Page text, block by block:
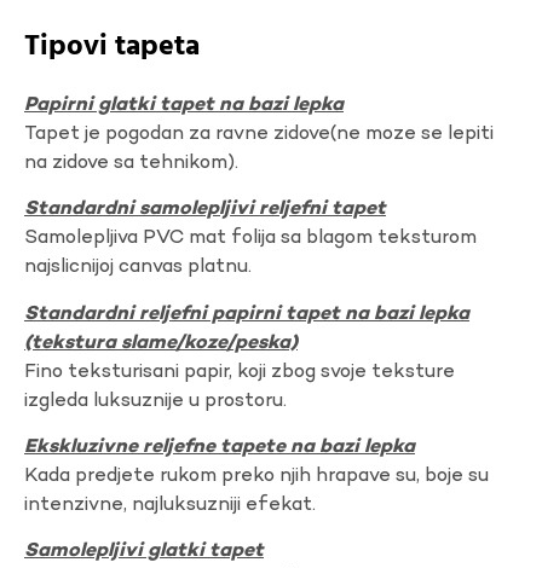
Tipovi tapeta
Papirni glatki tapet na bazi lepka
Tapet je pogodan za ravne zidove(ne moze se lepiti
na zidove sa tehnikom).
Standardni samolepljivi reljefni tapet
Samolepljiva PVC mat folija sa blagom teksturom
najslicnijoj canvas platnu.
Standardni reljefni papirni tapet na bazi lepka
(tekstura slame/koze/peska)
Fino teksturisani papir, koji zbog svoje teksture
izgleda luksuznije u prostoru.
Ekskluzivne reljefne tapete na bazi lepka
Kada predjete rukom preko njih hrapave su, boje su
intenzivne, najluksuzniji efekat.
Samolepljivi glatki tapet